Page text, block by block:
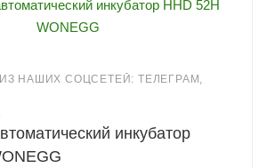
НАШИХ СОЦСЕТЕЙ: ТЕЛЕГРАМ,
инкубатор